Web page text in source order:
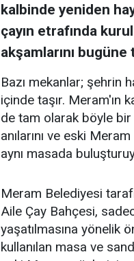
kalbinde yeniden
çayın etrafında
akşamlarını bugüne
Bazı mekanlar; şehrin
içinde taşır. Meram'ın
de tam olarak böyle bir
anılarını ve eski
aynı masada
Meram Belediyesi
Aile Çay Bahçesi,
yaşatılmasına yönelik
kullanılan masa ve